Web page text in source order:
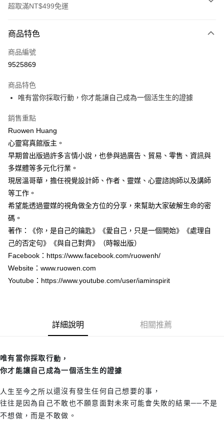
超取滿NT$499免運
信用卡一次付款
ATM付款
運送方式
付款後全家取貨
付款後7-11取貨
每筆NT$60，滿NT$499(含以上)免運費
宅配
每筆NT$100，滿NT$499(含以上)免運費
商品特色
商品編號
9525869
商品特色
唯有當你採取行動，你才能讓自己成為一個活生生的證據
銷售重點
Ruowen Huang
心靈寫真館版主。
早期曾出版過許多言情小說，也參與過廣告、貿易、零售、資訊與
多媒體等多元化行業。
現居溫哥華，擔任視覺設計師、作者、靈媒、心靈諮詢師以及講師
等工作。
希望能透過靈媒的視角做全方位的分享，來幫助大家破解生命的密
碼。
著作：《你，是自己的鑰匙》《愛自己，只是一個開始》《處理自
己的否定句》《與自己對齊》（時報出版）
Facebook：https://www.facebook.com/ruowenh/
Website：www.ruowen.com
Youtube：https://www.youtube.com/user/iaminspirit
詳細說明 相關推薦
唯有當你採取行動，
你才能讓自己成為一個活生生的證據
人生至今之所以還沒有發生任何自己想要的事，
往往是因為自己不敢也不願意面對未來可能會失敗的結果──不是
不想做，而是不敢做。